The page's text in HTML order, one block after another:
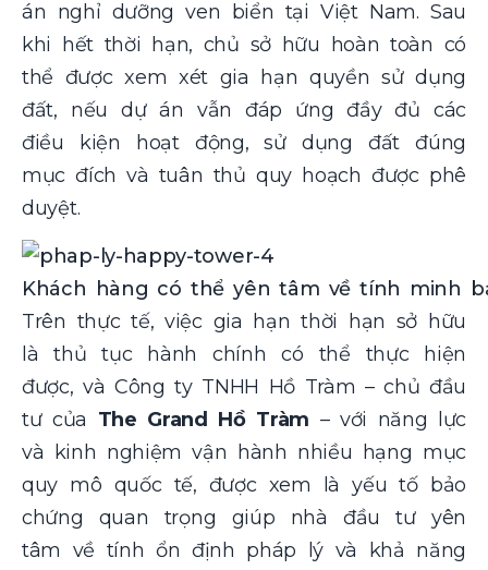
án nghỉ dưỡng ven biển tại Việt Nam. Sau
khi hết thời hạn, chủ sở hữu hoàn toàn có
thể được xem xét gia hạn quyền sử dụng
đất, nếu dự án vẫn đáp ứng đầy đủ các
điều kiện hoạt động, sử dụng đất đúng
mục đích và tuân thủ quy hoạch được phê
duyệt.
Khách hàng có thể yên tâm về tính minh
Trên thực tế, việc gia hạn thời hạn sở hữu
là thủ tục hành chính có thể thực hiện
được, và Công ty TNHH Hồ Tràm – chủ đầu
tư của The Grand Hồ Tràm – với năng lực
và kinh nghiệm vận hành nhiều hạng mục
quy mô quốc tế, được xem là yếu tố bảo
chứng quan trọng giúp nhà đầu tư yên
tâm về tính ổn định pháp lý và khả năng